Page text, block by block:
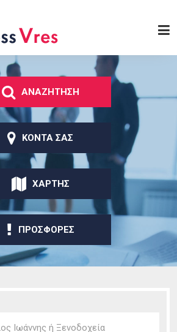
κυρίως περιεχόμενο
ΑΝΑΖΗΤΗΣΗ
ΚΟΝΤΑ ΣΑΣ
ΧΑΡΤΗΣ
ΠΡΟΣΦΟΡΕΣ